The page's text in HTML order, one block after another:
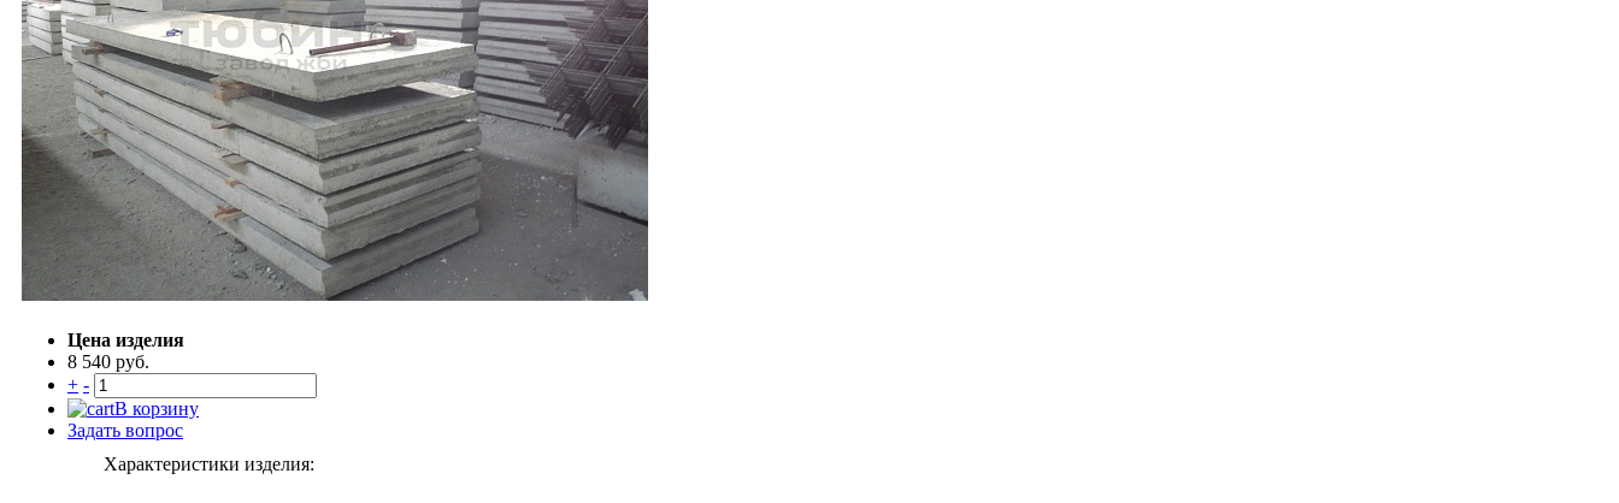
Цена изделия
8 540 руб.
+ -
В корзину
Задать вопрос
Характеристики изделия: